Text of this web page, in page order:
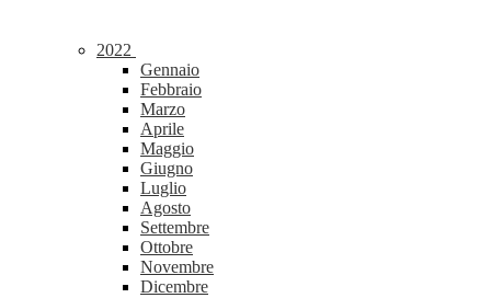
2022
Gennaio
Febbraio
Marzo
Aprile
Maggio
Giugno
Luglio
Agosto
Settembre
Ottobre
Novembre
Dicembre